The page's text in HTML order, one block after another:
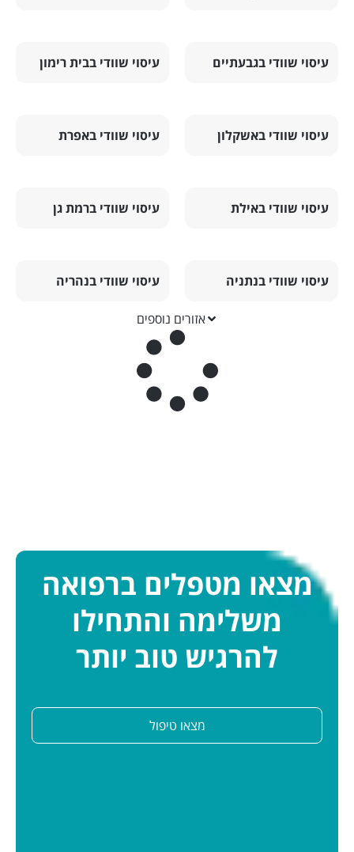
עיסוי שוודי בגבעתיים עיסוי שוודי בבית רימון
עיסוי שוודי באשקלון עיסוי שוודי באפרת
עיסוי שוודי באילת עיסוי שוודי ברמת גן
עיסוי שוודי בנתניה עיסוי שוודי בנהריה
אזורים נוספים
מצאו מטפלים ברפואה
משלימה והתחילו
להרגיש טוב יותר
מצאו טיפול